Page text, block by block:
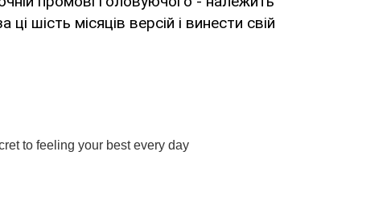
шість місяців версій і винести свій